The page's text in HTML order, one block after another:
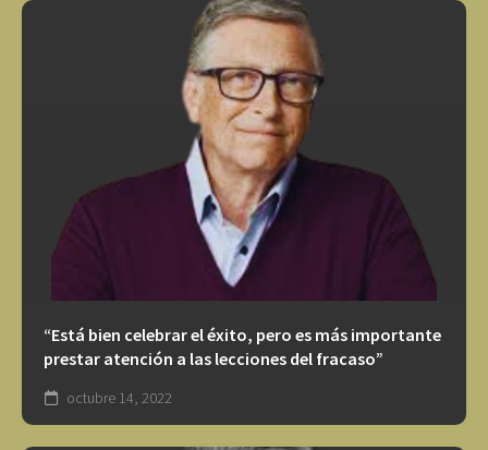
“Está bien celebrar el éxito, pero es más importante
prestar atención a las lecciones del fracaso”
octubre 14, 2022